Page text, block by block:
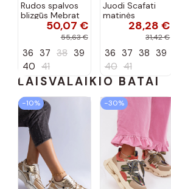
Rudos spalvos
blizgūs Mebrat
bateliai50,07 €
55,63 €
36 37 38 39
40 41
Juodi Scafati
matinės
apdailos bateliai
28,28 €
31,42 €
36 37 38 39
40 41
LAISVALAIKIO BATAI
−10% −30%